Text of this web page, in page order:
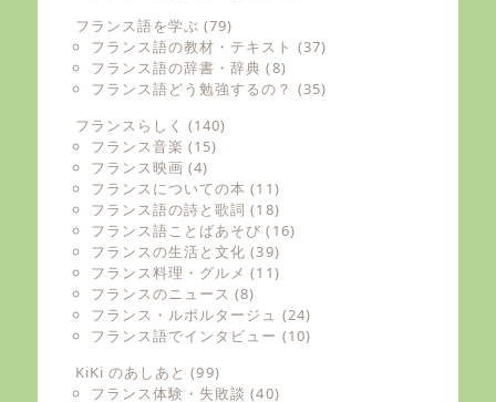
フランス語を学ぶ (79)
フランス語の教材・テキスト (37)
フランス語の辞書・辞典 (8)
フランス語どう勉強するの？ (35)
フランスらしく (140)
フランス音楽 (15)
フランス映画 (4)
フランスについての本 (11)
フランス語の詩と歌詞 (18)
フランス語ことばあそび (16)
フランスの生活と文化 (39)
フランス料理・グルメ (11)
フランスのニュース (8)
フランス・ルポルタージュ (24)
フランス語でインタビュー (10)
KiKi のあしあと (99)
フランス体験・失敗談 (40)